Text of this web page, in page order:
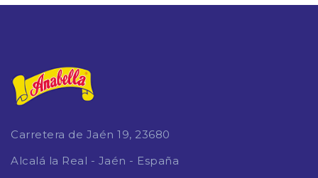
Carretera de Jaén 19, 23680
Alcalá la Real - Jaén - España